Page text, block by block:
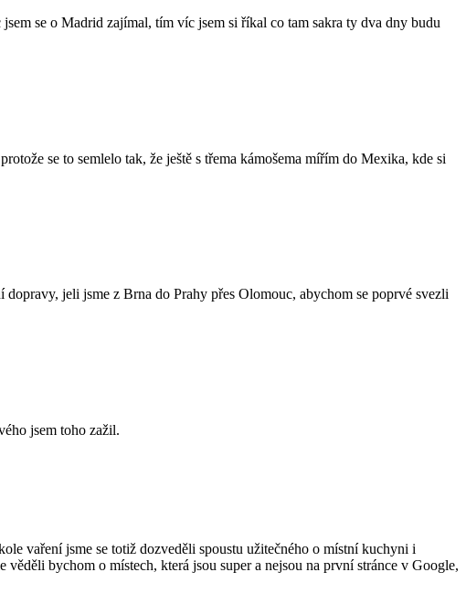
se o Madrid zajímal, tím víc jsem si říkal co tam sakra ty dva dny budu
se to semlelo tak, že ještě s třema kámošema mířím do Mexika, kde si
jeli jsme z Brna do Prahy přes Olomouc, abychom se poprvé svezli
jsem toho zažil.
vaření jsme se totiž dozveděli spoustu užitečného o místní kuchyni i
bychom o místech, která jsou super a nejsou na první stránce v Google,